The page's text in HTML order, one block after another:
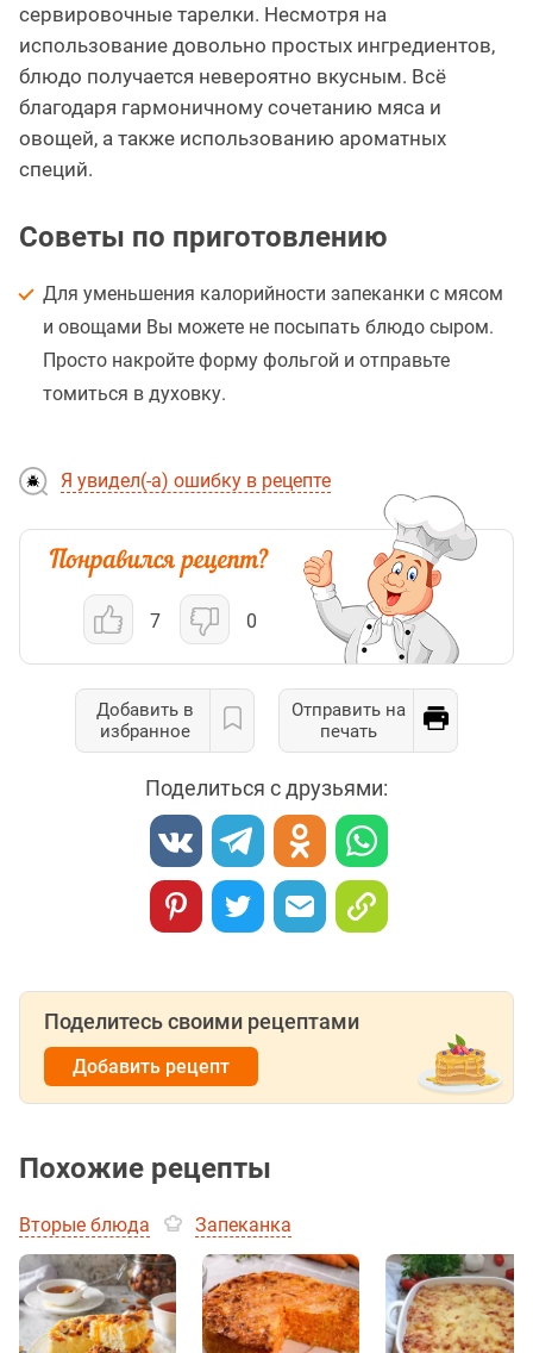
сервировочные тарелки. Несмотря на
использование довольно простых ингредиентов,
блюдо получается невероятно вкусным. Всё
благодаря гармоничному сочетанию мяса и
овощей, а также использованию ароматных
специй.
Советы по приготовлению
Для уменьшения калорийности запеканки с мясом
и овощами Вы можете не посыпать блюдо сыром.
Просто накройте форму фольгой и отправьте
томиться в духовку.
Я увидел(-а) ошибку в рецепте
7 0
Добавить в
избранное
Отправить на
печать
Поделиться с друзьями:
Поделитесь своими рецептами
Добавить рецепт
Похожие рецепты
Вторые блюда Запеканка